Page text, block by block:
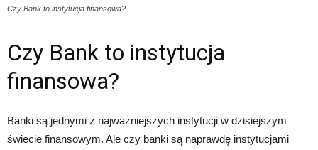
Czy Bank to instytucja finansowa?
Czy Bank to instytucja
finansowa?
Banki są jednymi z najważniejszych instytucji w dzisiejszym
świecie finansowym. Ale czy banki są naprawdę instytucjami